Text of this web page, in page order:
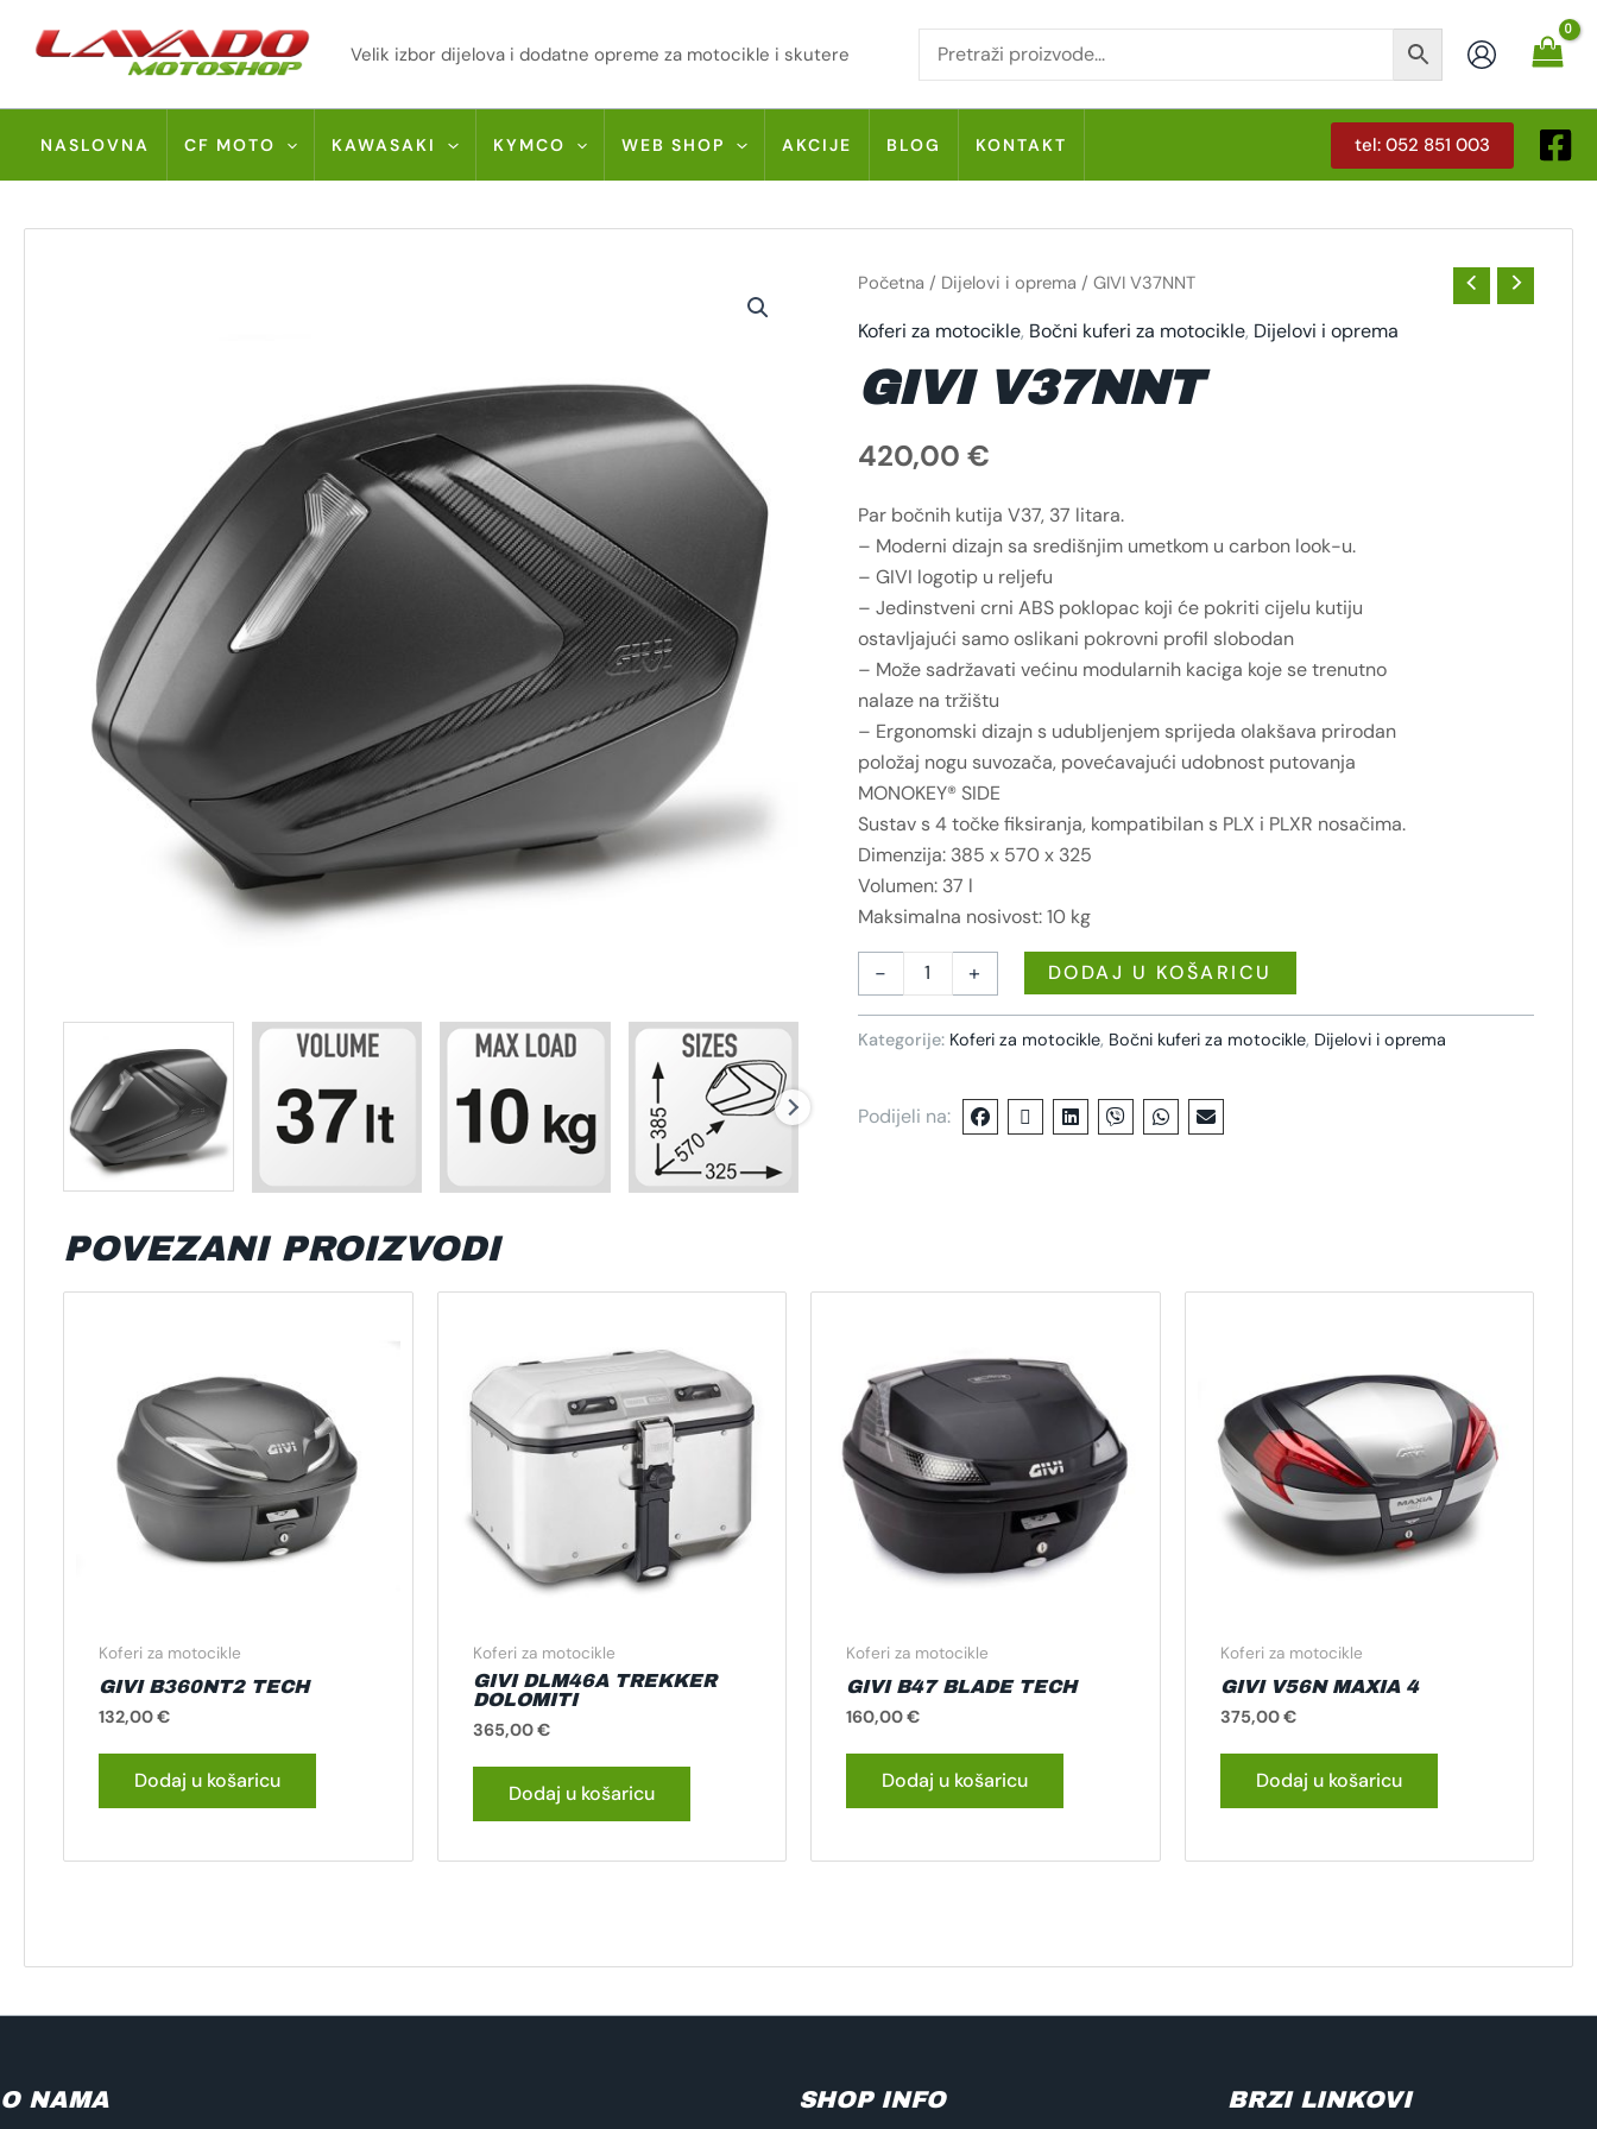
Velik izbor dijelova i dodatne opreme za motocikle i skutere
NASLOVNA CF MOTO KAWASAKI KYMCO WEB SHOP AKCIJE BLOG KONTAKT tel: 052 851 003
Početna / Dijelovi i oprema / GIVI V37NNT
Koferi za motocikle, Bočni kuferi za motocikle, Dijelovi i oprema
GIVI V37NNT
420,00 €
Par bočnih kutija V37, 37 litara.
– Moderni dizajn sa središnjim umetkom u carbon look-u.
– GIVI logotip u reljefu
– Jedinstveni crni ABS poklopac koji će pokriti cijelu kutiju
ostavljajući samo oslikani pokrovni profil slobodan
– Može sadržavati većinu modularnih kaciga koje se trenutno
nalaze na tržištu
– Ergonomski dizajn s udubljenjem sprijeda olakšava prirodan
položaj nogu suvozača, povećavajući udobnost putovanja
MONOKEY® SIDE
Sustav s 4 točke fiksiranja, kompatibilan s PLX i PLXR nosačima.
Dimenzija: 385 x 570 x 325
Volumen: 37 l
Maksimalna nosivost: 10 kg
-
GIVI
V37NNT
+ DODAJ U KOŠARICU
Kategorije: Koferi za motocikle, Bočni kuferi za motocikle, Dijelovi i oprema
Podijeli na:
POVEZANI PROIZVODI
Koferi za motocikle
GIVI B360NT2 TECH
132,00€
Dodaj u košaricu
Koferi za motocikle
GIVI DLM46A TREKKER
DOLOMITI
365,00€
Dodaj u košaricu
Koferi za motocikle
GIVI B47 BLADE TECH
160,00€
Dodaj u košaricu
Koferi za motocikle
GIVI V56N MAXIA 4
375,00€
Dodaj u košaricu
O NAMA SHOP INFO BRZI LINKOVI